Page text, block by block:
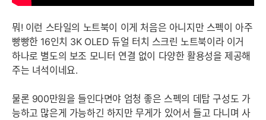
뭐! 이런 스타일의 노트북이 이게 처음은 아니지만 스펙이 아주
빵빵한 16인치 3K OLED 듀얼 터치 스크린 노트북이라 이거
하나로 별도의 보조 모니터 연결 없이 다양한 활용성을 제공해
주는 녀석이네요.
물론 900만원을 들인다면야 엄청 좋은 스펙의 데탑 구성도 가
능하고 많은게 가능하긴 하지만 무게가 있어서 들고 다니며 사